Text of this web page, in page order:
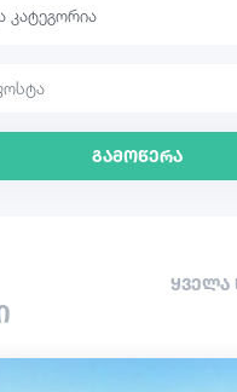
კატეგორია
ადგილები
გამოწერა
ყველა